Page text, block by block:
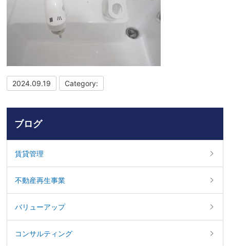
2024.09.19 Category:
ブログ
賃貸管理
不動産再生事業
バリューアップ
コンサルティング